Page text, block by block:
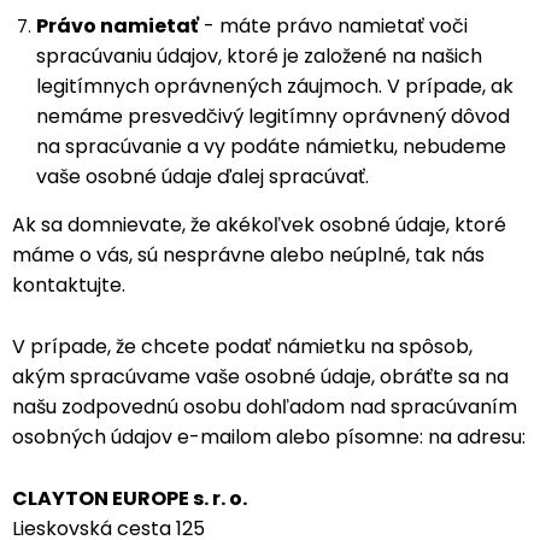
Právo namietať- máte právo namietať voči
spracúvaniu údajov, ktoré je založené na našich
legitímnych oprávnených záujmoch. V prípade, ak
nemáme presvedčivý legitímny oprávnený dôvod
na spracúvanie a vy podáte námietku, nebudeme
vaše osobné údaje ďalej spracúvať.
Ak sa domnievate, že akékoľvek osobné údaje, ktoré
máme o vás, sú nesprávne alebo neúplné, tak nás
kontaktujte.
V prípade, že chcete podať námietku na spôsob,
akým spracúvame vaše osobné údaje, obráťte sa na
našu zodpovednú osobu dohľadom nad spracúvaním
osobných údajov e-mailom alebo písomne: na adresu:
CLAYTON EUROPE s. r. o.
Lieskovská cesta 125